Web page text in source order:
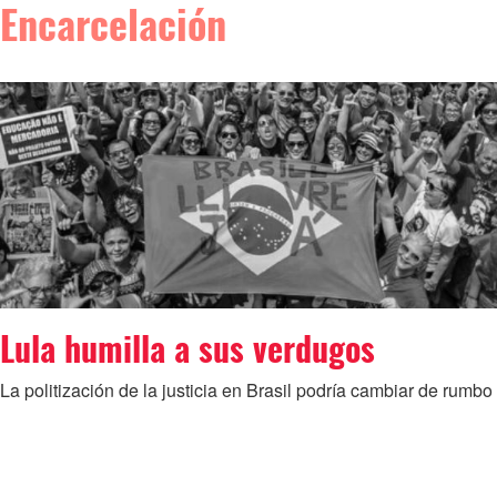
Encarcelación
Lula humilla a sus verdugos
La politización de la justicia en Brasil podría cambiar de rumbo